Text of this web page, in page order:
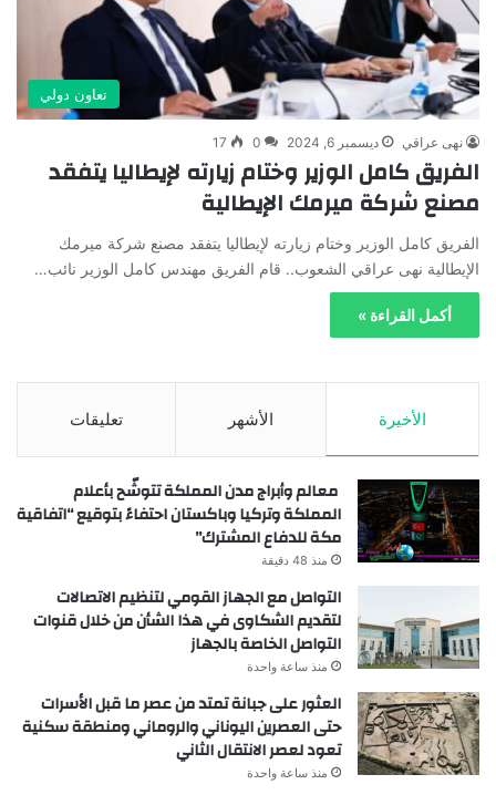
تعاون دولي
نهى عراقي ديسمبر 6, 2024 0
17
الفريق كامل الوزير وختام زيارته لإيطاليا يتفقد
مصنع شركة ميرمك الإيطالية
الفريق كامل الوزير وختام زيارته لإيطاليا يتفقد مصنع شركة ميرمك
الإيطالية نهى عراقي الشعوب.. قام الفريق مهندس كامل الوزير نائب…
أكمل القراءة »
الأخيرة الأشهر تعليقات
معالم وأبراج مدن المملكة تتوشّح بأعلام
المملكة وتركيا وباكستان احتفاءً بتوقيع “اتفاقية
مكة للدفاع المشترك”
منذ 48 دقيقة
التواصل مع الجهاز القومي لتنظيم الاتصالات
لتقديم الشكاوى في هذا الشأن من خلال قنوات
التواصل الخاصة بالجهاز
منذ ساعة واحدة
العثور على جبانة تمتد من عصر ما قبل الأسرات
حتى العصرين اليوناني والروماني ومنطقة سكنية
تعود لعصر الانتقال الثاني
منذ ساعة واحدة